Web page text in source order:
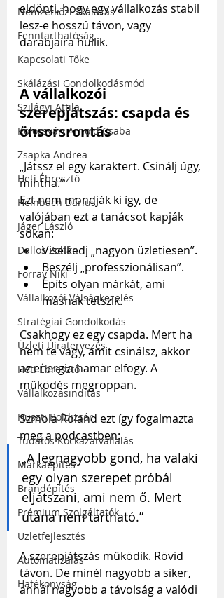
Nemzetközi Skálázás
Fenntarthatóság
Kapcsolati Tőke
Skálázási Gondolkodásmód
Szilágyi Attila
Kolozsvári Arnold Csaba
Zsapka Andrea
Heti Ébresztő
Heinbach Dárius
Jáger László
Dallos Zoltán
Forray Niki
Vállalkozói Válságkezelés
Stratégiai Gondolkodás
Üzleti Újratervezés
Heti Ébresztő
Vállalkozásindítás
Huszti Boldizsár
Tudatos Kockázatvállalás
Márkaépítés
Brandépítés
Prémium Szolgáltatók
Üzletfejlesztés
Automatizálás
Hatékonyság
eldönti, hogy egy vállalkozás stabil
lesz-e hosszú távon, vagy
darabjaira hullik.
A vállalkozói
szerepjátszás: csapda és
önsorsrontás
„Játssz el egy karaktert. Csinálj úgy,
mintha.”
Ezt nem mondják ki így, de
valójában ezt a tanácsot kapják
sokan:
Viselkedj „nagyon üzletiesen”.
Beszélj „professzionálisan”.
Építs olyan márkát, ami
másnak tetszik.
Csakhogy ez egy csapda. Mert ha
nem te vagy, amit csinálsz, akkor
az energia hamar elfogy. A
működés megroppan.
Szmola Roland ezt így fogalmazta
meg a podcastben:
„A legnagyobb gond, ha valaki
egy olyan szerepet próbál
eljátszani, ami nem ő. Mert
utána nem tartható.”
A szerepjátszás működik. Rövid
távon. De minél nagyobb a siker,
annál nagyobb a távolság a valódi